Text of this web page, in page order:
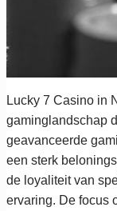
Lucky 7 Casino in
gaminglandschap
geavanceerde
een sterk
de loyaliteit van
ervaring. De focus